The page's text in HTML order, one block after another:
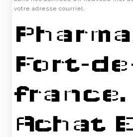
votre adresse courriel.
Fort-
france.
Achat